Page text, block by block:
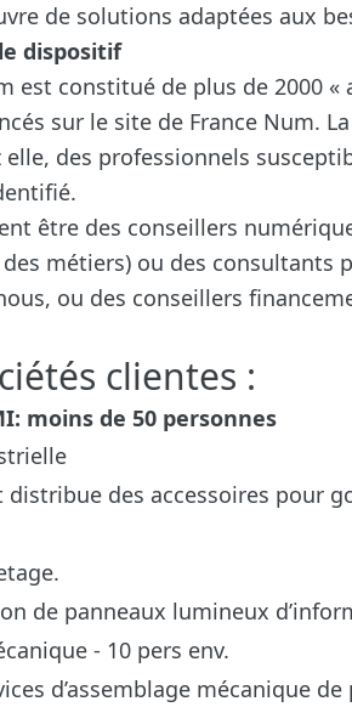
de solutions adaptées aux
dispositif
est constitué de plus de 2000
sur le site de France Num.
des professionnels
être des conseillers
métiers) ou des consultants
ou des conseillers
clientes :
moins de 50 personnes
distribue des accessoires pour
de panneaux lumineux
- 10 pers env.
d’assemblage mécanique